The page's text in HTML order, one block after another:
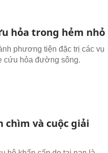
hỏa trong hẻm nhỏ
phương tiện đặc trị các vụ
cứu hỏa đường sông.
chìm và cuộc giải